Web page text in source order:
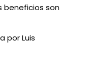
beneficios son
por Luis